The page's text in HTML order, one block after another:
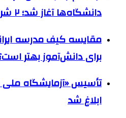
دانشگاه‌ها آغاز شد؛ ۲ شرط اصلی جذب
مقایسه کیف مدرسه
برای دانش‌آموز بهتر
تأسیس «آزمایشگاه ملی
ابلاغ شد